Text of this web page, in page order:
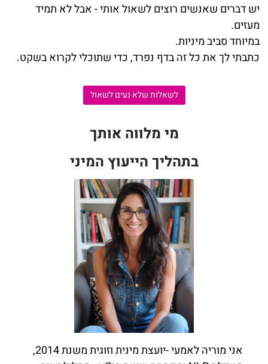
יש דברים שאנשים רוצים לשאול אותי - אבל לא תמיד
מעזים.
במיוחד סביב מיניות.
כתבתי לך את כל זה בדף נפרד, כדי שתוכלי לקרוא בשקט.
לשאלות שלא נעים לשאול
מי מלווה אותך
בתהליך הייעוץ המיני
אני מוריה לאמעי -יועצת מינית וזוגית משנת 2014,